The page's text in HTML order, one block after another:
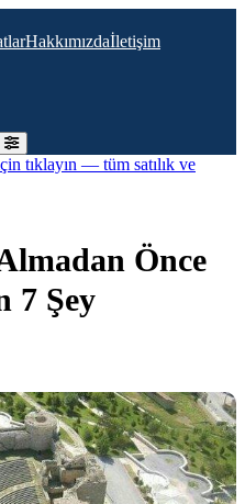
Hakkımızdaİletişim
tıklayın — tüm satılık ve
Önce
7 Şey